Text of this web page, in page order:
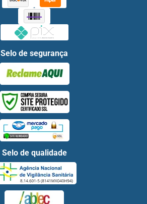
Selo de segurança
Selo de qualidade